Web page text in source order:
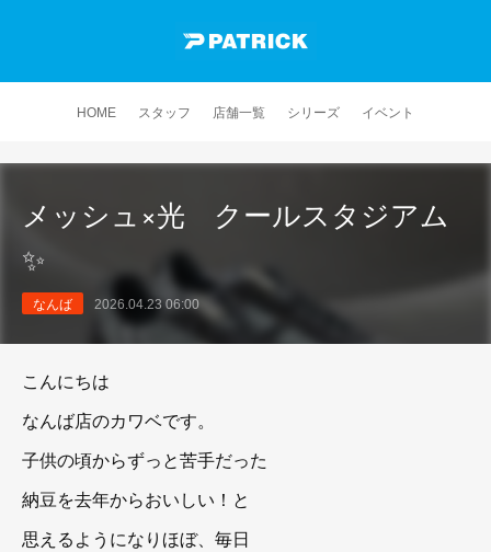
HOME スタッフ 店舗一覧 シリーズ イベント
メッシュ×光 クールスタジアム
✨
なんば 2026.04.23 06:00
こんにちは
なんば店のカワベです。
子供の頃からずっと苦手だった
納豆を去年からおいしい！と
思えるようになりほぼ、毎日